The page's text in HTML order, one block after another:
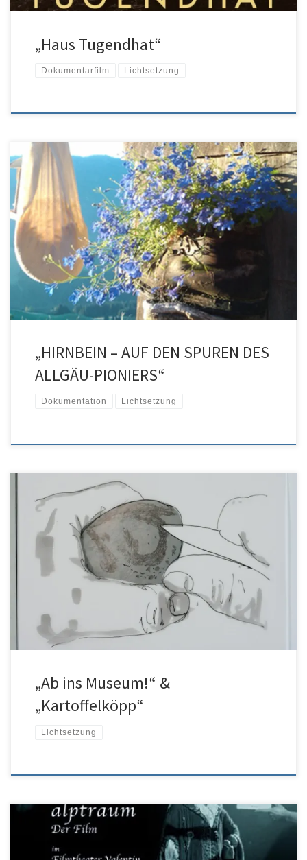
„Haus Tugendhat“
Dokumentarfilm Lichtsetzung
Carl Hirnbein und sein Allgäu – mit Maxi Schafroth als Spurensucher
Carl Hirnbein begründete den Wandel vom „blauen“ zum
„grünen“ Allgäu. 1830 begann er als erster Allgäuer mit der
Produktion des Limburger aus einheimischer Milch und erbaute mit
dem Grüntenhaus das erste Hotel in den Allgäuer Alpen.
Sendetermin: Frühjahr 2011 […]
„HIRNBEIN – AUF DEN SPUREN DES
ALLGÄU-PIONIERS“
Dokumentation Lichtsetzung
Vollrad Kutscher & Dieter Reifarth sind eine schaffensfrohe Liason.
Die beiden Filme sind unter deren gemeinsamer Entwicklung
entstanden und zeigen wo´s lang geht. Die beiden gaben mir die
Ehre der Lichtgestaltung. Formate DVCproHD und RGB 4:4:4 / RAW.
In meinem Demo in kurzen Ausschnitten zu sehen. Mehr auf
„Ab ins Museum!“ &
„Kartoffelköpp“
Lichtsetzung